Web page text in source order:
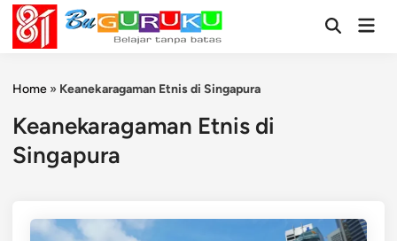
Skip
content
OpenMain
Home » Keanekaragaman Etnis di Singapura
Keanekaragaman Etnis di
Singapura